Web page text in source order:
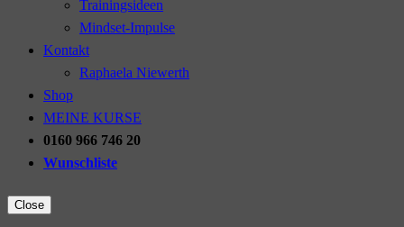
Trainingsideen
Mindset-Impulse
Kontakt
Raphaela Niewerth
Shop
MEINE KURSE
0160 966 746 20
Wunschliste
Close